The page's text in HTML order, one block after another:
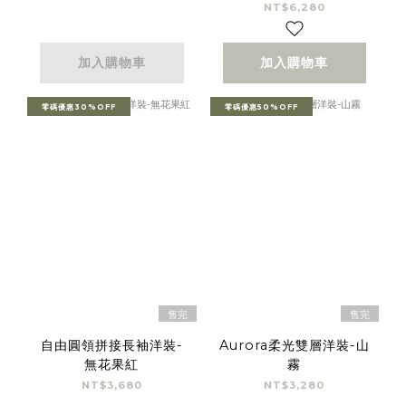
加入購物車
NT$6,280
加入購物車
零碼優惠30%OFF
售完
自由圓領拼接長袖洋裝-
無花果紅
NT$3,680
零碼優惠50%OFF
售完
Aurora柔光雙層洋裝-山
霧
NT$3,280